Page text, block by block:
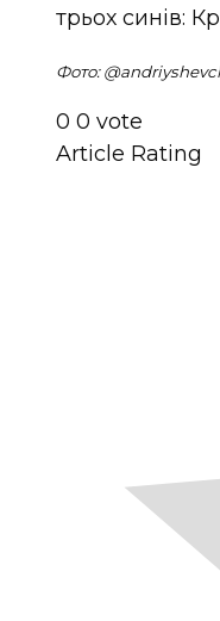
трьох синів:
Фото:
0 0 vote
Article Rating